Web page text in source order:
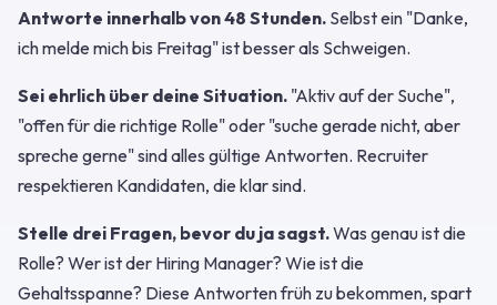
Antworte innerhalb von 48 Stunden. Selbst ein "Danke,
ich melde mich bis Freitag" ist besser als Schweigen.
Sei ehrlich über deine Situation. "Aktiv auf der Suche",
"offen für die richtige Rolle" oder "suche gerade nicht, aber
spreche gerne" sind alles gültige Antworten. Recruiter
respektieren Kandidaten, die klar sind.
Stelle drei Fragen, bevor du ja sagst.Was genau ist die
Rolle? Wer ist der Hiring Manager? Wie ist die
Gehaltsspanne? Diese Antworten früh zu bekommen, spart